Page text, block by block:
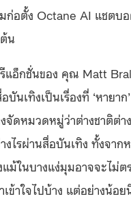
ก่อตั้ง Octane AI แชตบ
น
แอ็กชั่นของ คุณ Matt
บันเทิงเป็นเรื่องที่ ‘หายา
จัดหมวดหมู่ว่าต่างชาติต่า
งไรผ่านสื่อบันเทิง ทั้งจาก
ม้ในบางแง่มุมอาจจะไม่ต
เข้าใจไปบ้าง แต่อย่างน้อ